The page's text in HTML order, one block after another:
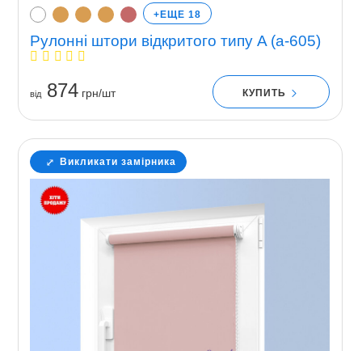
+ЕЩЕ 18
Рулонні штори відкритого типу A (a-605)
вiд874грн/шт КУПИТЬ
Викликати замірника